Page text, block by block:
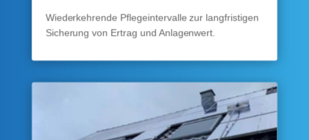
Wiederkehrende Pflegeintervalle zur langfristigen
Sicherung von Ertrag und Anlagenwert.